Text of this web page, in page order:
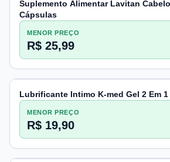
Suplemento Alimentar Lavitan
Cápsulas
MENOR PREÇO
R$ 25,99
Lubrificante Intimo K-med Gel 2 Em 1
MENOR PREÇO
R$ 19,90